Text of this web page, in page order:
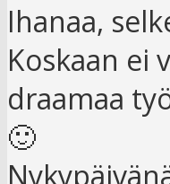
Ihanaa,
Koskaan ei
draamaa
🙂